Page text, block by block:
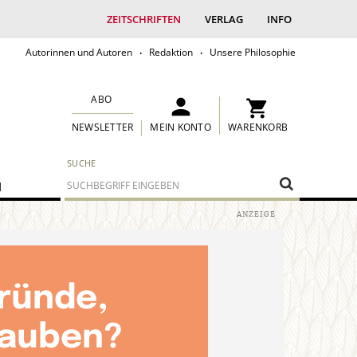
ZEITSCHRIFTEN VERLAG INFO
Autorinnen und Autoren Redaktion Unsere Philosophie
SUCHE
ABO
NEWSLETTER MEIN KONTO WARENKORB